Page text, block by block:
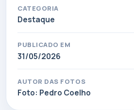
CATEGORIA
Destaque
PUBLICADO EM
31/05/2026
AUTOR DAS FOTOS
Foto: Pedro Coelho